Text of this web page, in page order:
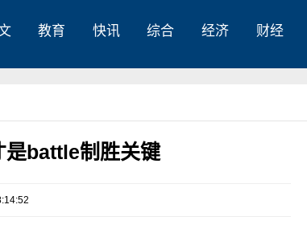
教育 快讯 综合 经济 财经
是battle制胜关键